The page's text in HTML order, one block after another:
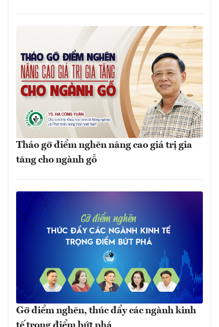
Tháo gỡ điểm nghẽn nâng cao giá trị gia
tăng cho ngành gỗ
Gỡ điểm nghẽn, thúc đẩy các ngành kinh